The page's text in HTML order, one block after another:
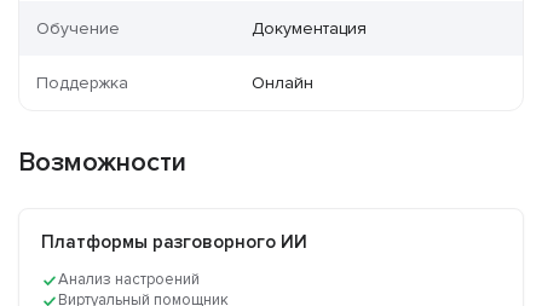
Обучение Документация
Поддержка Онлайн
Возможности
Платформы разговорного ИИ
Анализ настроений
Виртуальный помощник